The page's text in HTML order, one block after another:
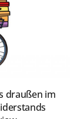
draußen im